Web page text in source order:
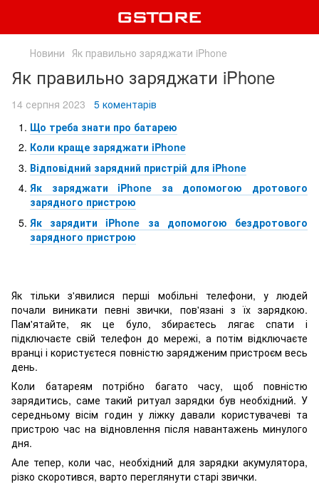
Новини Як правильно заряджати iPhone
Як правильно заряджати iPhone
14 серпня 2023
5 коментарів
Що треба знати про батарею
Коли краще заряджати iPhone
Відповідний зарядний пристрій для iPhone
Як заряджати iPhone за допомогою дротового
зарядного пристрою
Як зарядити iPhone за допомогою бездротового
зарядного пристрою
Як тільки з'явилися перші мобільні телефони, у людей
почали виникати певні звички, пов'язані з їх зарядкою.
Пам'ятайте, як це було, збираєтесь лягає спати і
підключаєте свій телефон до мережі, а потім відключаєте
вранці і користуєтеся повністю зарядженим пристроєм весь
день.
Коли батареям потрібно багато часу, щоб повністю
зарядитись, саме такий ритуал зарядки був необхідний. У
середньому вісім годин у ліжку давали користувачеві та
пристрою час на відновлення після навантажень минулого
дня.
Але тепер, коли час, необхідний для зарядки акумулятора,
різко скоротився, варто переглянути старі звички.